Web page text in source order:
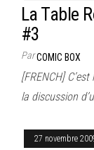
La Table
#3
ParCOMIC BOX
[FRENCH]
la discussion
27 novembre